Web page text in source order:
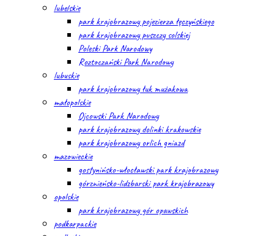
lubelskie
park krajobrazowy pojezierza łęczyńskiego
park krajobrazowy puszczy solskiej
Poleski Park Narodowy
Roztoczański Park Narodowy
lubuskie
park krajobrazowy łuk mużakowa
małopolskie
Ojcowski Park Narodowy
park krajobrazowy dolinki krakowskie
park krajobrazowy orlich gniazd
mazowieckie
gostynińsko-włocławski park krajobrazowy
górznieńsko-lidzbarski park krajobrazowy
opolskie
park krajobrazowy gór opawskich
podkarpackie